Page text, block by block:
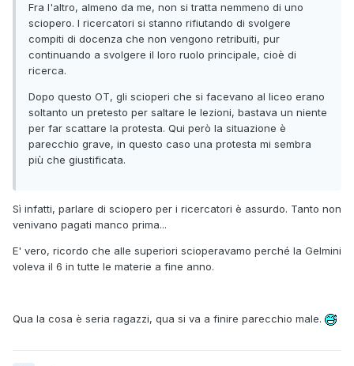
Fra l'altro, almeno da me, non si tratta nemmeno di uno
sciopero. I ricercatori si stanno rifiutando di svolgere
compiti di docenza che non vengono retribuiti, pur
continuando a svolgere il loro ruolo principale, cioè di
ricerca.
Dopo questo OT, gli scioperi che si facevano al liceo erano
soltanto un pretesto per saltare le lezioni, bastava un niente
per far scattare la protesta. Qui però la situazione è
parecchio grave, in questo caso una protesta mi sembra
più che giustificata.
Sì infatti, parlare di sciopero per i ricercatori è assurdo. Tanto non
venivano pagati manco prima...
E' vero, ricordo che alle superiori scioperavamo perché la Gelmini
voleva il 6 in tutte le materie a fine anno.
Qua la cosa è seria ragazzi, qua si va a finire parecchio male.